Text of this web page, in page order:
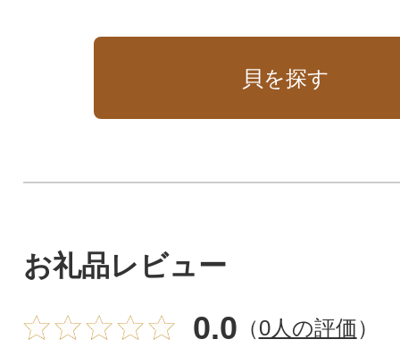
貝を探す
お礼品レビュー
0.0 （0人の評価）